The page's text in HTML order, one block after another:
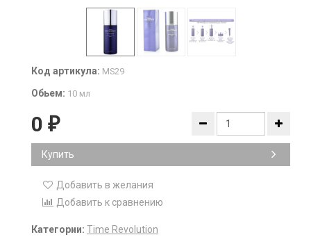
Код артикула: MS29
Обьем: 10 мл
0 ₽
Купить
Добавить в желания
Добавить к сравнению
Категории: Time Revolution